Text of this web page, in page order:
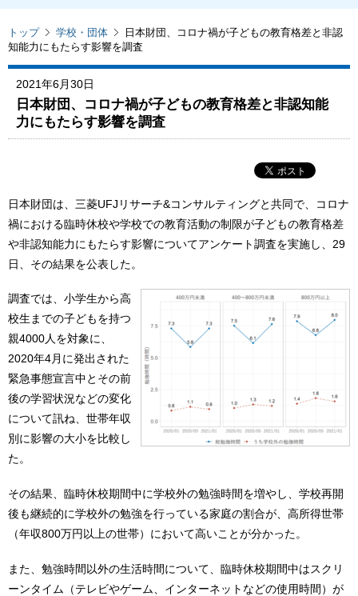
トップ 学校・団体
日本財団、コロナ禍が子どもの教育格差と非認
知能力にもたらす影響を調査
2021年6月30日
日本財団、コロナ禍が子どもの教育格差と非認知能
力にもたらす影響を調査
日本財団は、三菱UFJリサーチ&コンサルティングと共同で、コロナ
禍における臨時休校や学校での教育活動の制限が子どもの教育格差
や非認知能力にもたらす影響についてアンケート調査を実施し、29
日、その結果を公表した。
調査では、小学生から高
校生までの子どもを持つ
親4000人を対象に、
2020年4月に発出された
緊急事態宣言中とその前
後の学習状況などの変化
について訊ね、世帯年収
別に影響の大小を比較し
た。
その結果、臨時休校期間中に学校外の勉強時間を増やし、学校再開
後も継続的に学校外の勉強を行っている家庭の割合が、高所得世帯
（年収800万円以上の世帯）において高いことが分かった。
また、勉強時間以外の生活時間について、臨時休校期間中はスクリ
ーンタイム（テレビやゲーム、インターネットなどの使用時間）が